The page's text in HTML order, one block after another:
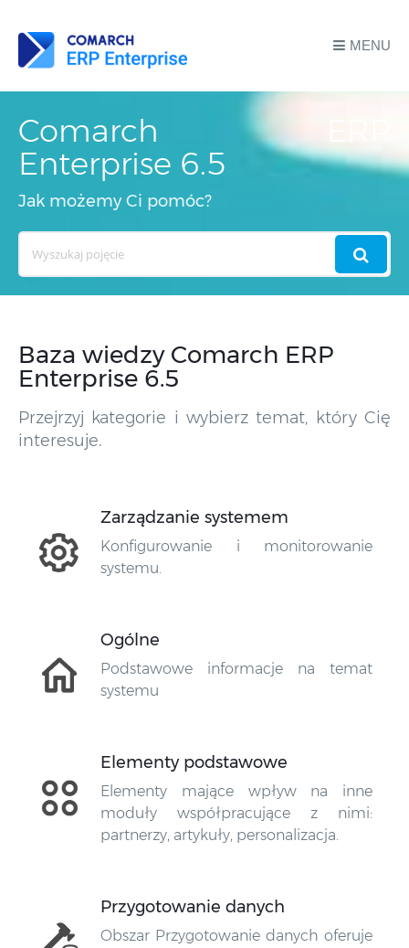
MENU
Comarch ERP
Enterprise 6.5
Jak możemy Ci pomóc?
For
Baza wiedzy Comarch ERP
Enterprise 6.5
Przejrzyj kategorie i wybierz temat, który Cię
interesuje.
Zarządzanie systemem
Konfigurowanie i monitorowanie
systemu.
Ogólne
Podstawowe informacje na temat
systemu
Elementy podstawowe
Elementy mające wpływ na inne
moduły współpracujące z nimi:
partnerzy, artykuły, personalizacja.
Przygotowanie danych
Obszar Przygotowanie danych oferuje